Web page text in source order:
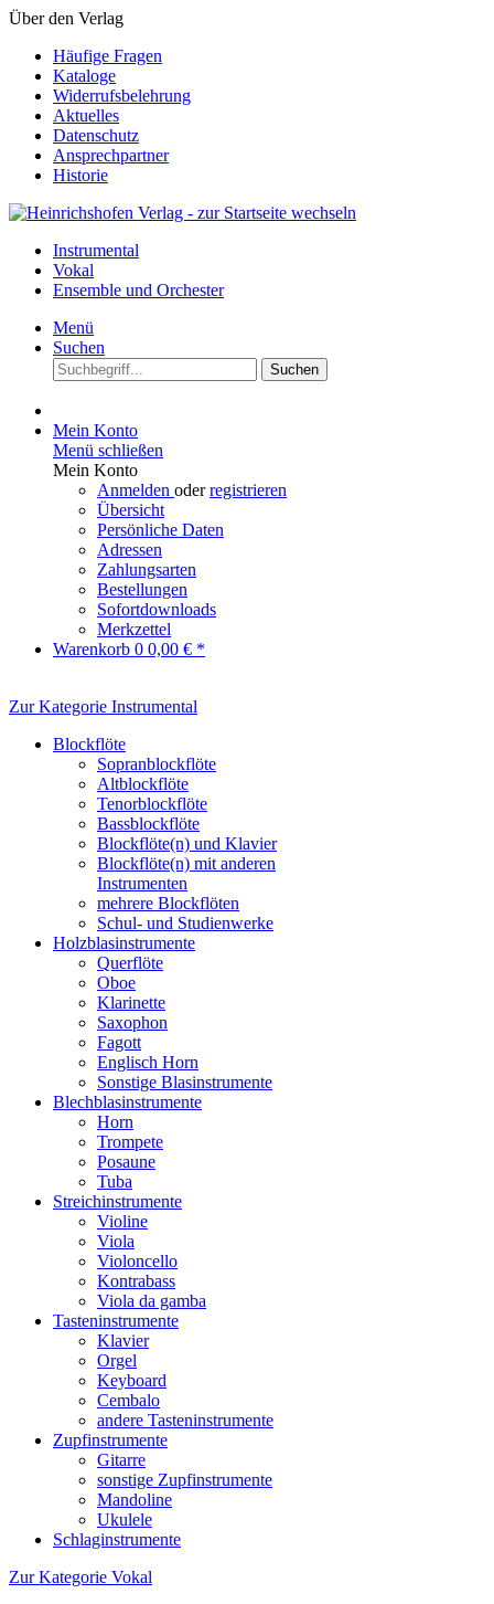
Über den Verlag
Häufige Fragen
Kataloge
Widerrufsbelehrung
Aktuelles
Datenschutz
Ansprechpartner
Historie
Instrumental
Vokal
Ensemble und Orchester
Menü
Suchen
Suchen
Mein Konto
Menü schließen
Mein Konto
Anmelden oderregistrieren
Übersicht
Persönliche Daten
Adressen
Zahlungsarten
Bestellungen
Sofortdownloads
Merkzettel
Warenkorb 0 0,00 € *
Zur Kategorie Instrumental
Blockflöte
Sopranblockflöte
Altblockflöte
Tenorblockflöte
Bassblockflöte
Blockflöte(n) und Klavier
Blockflöte(n) mit anderen
Instrumenten
mehrere Blockflöten
Schul- und Studienwerke
Holzblasinstrumente
Querflöte
Oboe
Klarinette
Saxophon
Fagott
Englisch Horn
Sonstige Blasinstrumente
Blechblasinstrumente
Horn
Trompete
Posaune
Tuba
Streichinstrumente
Violine
Viola
Violoncello
Kontrabass
Viola da gamba
Tasteninstrumente
Klavier
Orgel
Keyboard
Cembalo
andere Tasteninstrumente
Zupfinstrumente
Gitarre
sonstige Zupfinstrumente
Mandoline
Ukulele
Schlaginstrumente
Zur Kategorie Vokal